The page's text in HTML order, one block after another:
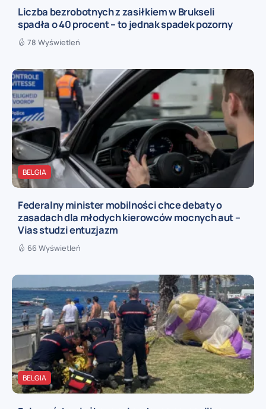
Liczba bezrobotnych z zasiłkiem w Brukseli
spadła o 40 procent – to jednak spadek pozorny
78 Wyświetleń
BELGIA
Federalny minister mobilności chce debaty o
zasadach dla młodych kierowców mocnych aut –
Vias studzi entuzjazm
66 Wyświetleń
BELGIA